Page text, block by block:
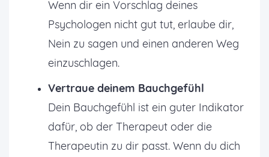
Wenn dir ein Vorschlag deines
Psychologen nicht gut tut, erlaube dir,
Nein zu sagen und einen anderen Weg
einzuschlagen.
Vertraue deinem Bauchgefühl
Dein Bauchgefühl ist ein guter Indikator
dafür, ob der Therapeut oder die
Therapeutin zu dir passt. Wenn du dich